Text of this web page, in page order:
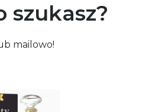
szukasz?
mailowo!